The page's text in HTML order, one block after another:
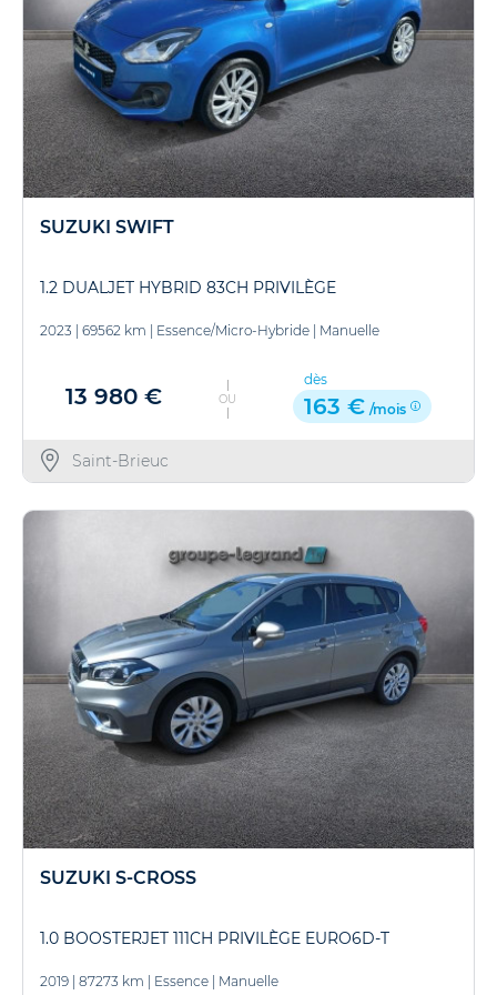
SUZUKI SWIFT
1.2 DUALJET HYBRID 83CH PRIVILÈGE
2023 69562 km Essence/Micro-Hybride Manuelle
13 980 € OU
dès
163 € /mois
Saint-Brieuc
SUZUKI S-CROSS
1.0 BOOSTERJET 111CH PRIVILÈGE EURO6D-T
2019 87273 km Essence Manuelle